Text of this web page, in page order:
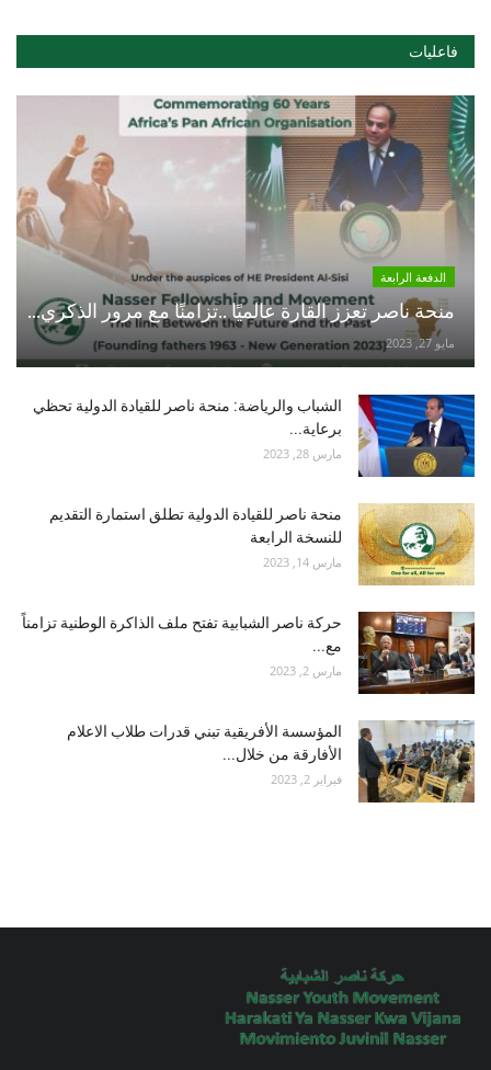
فاعليات
الدفعة الرابعة
منحة ناصر تعزز القارة عالميًا ..تزامنًا مع مرور الذكري...
مايو 27, 2023
الشباب والرياضة: منحة ناصر للقيادة الدولية تحظي
برعاية...
مارس 28, 2023
منحة ناصر للقيادة الدولية تطلق استمارة التقديم
للنسخة الرابعة
مارس 14, 2023
حركة ناصر الشبابية تفتح ملف الذاكرة الوطنية تزامناً
مع...
مارس 2, 2023
المؤسسة الأفريقية تبني قدرات طلاب الاعلام
الأفارقة من خلال...
فبراير 2, 2023